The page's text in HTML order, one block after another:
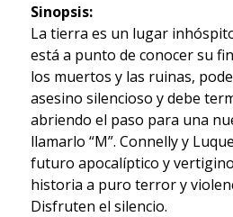
Sinopsis:
La tierra es un lugar
está a punto de conocer su
los muertos y las ruinas,
asesino silencioso y debe
abriendo el paso para una
llamarlo “M”. Connelly y
futuro apocalíptico y
historia a puro terror y
Disfruten el silencio.